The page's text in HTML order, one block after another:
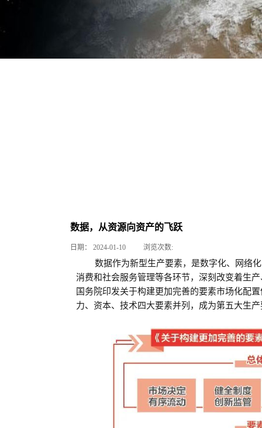
数据，从资源向资产的飞跃
日期： 2024-01-10 浏览次数:
数据作为新型生产要素，是数字化、网络
消费和社会服务管理等各环节，深刻改变着生
国务院印发关于构建更加完善的要素市场化配
力、资本、技术四大要素并列，成为第五大生